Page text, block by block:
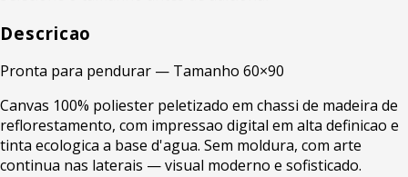
Descricao
Pronta para pendurar — Tamanho 60×90
Canvas 100% poliester peletizado em chassi de madeira de
reflorestamento, com impressao digital em alta definicao e
tinta ecologica a base d'agua. Sem moldura, com arte
continua nas laterais — visual moderno e sofisticado.